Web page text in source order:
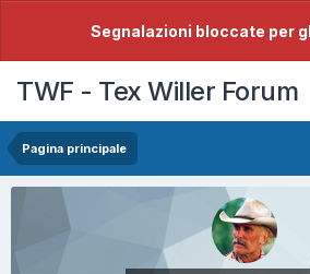
Segnalazioni bloccate per
TWF - Tex Willer Forum
Pagina principale